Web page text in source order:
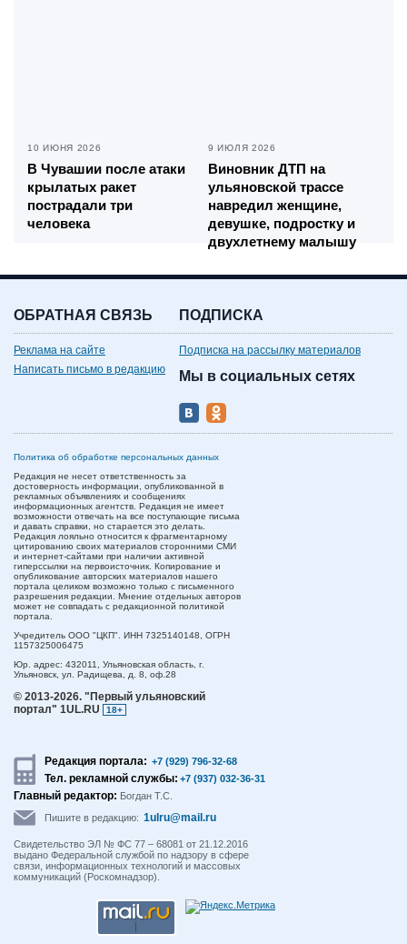
10 ИЮНЯ 2026
В Чувашии после атаки
крылатых ракет
пострадали три
человека
9 ИЮЛЯ 2026
Виновник ДТП на
ульяновской трассе
навредил женщине,
девушке, подростку и
двухлетнему малышу
ОБРАТНАЯ СВЯЗЬ
Реклама на сайте
Написать письмо в редакцию
ПОДПИСКА
Подписка на рассылку материалов
Мы в социальных сетях
Политика об обработке персональных данных
Редакция не несет ответственность за
достоверность информации, опубликованной в
рекламных объявлениях и сообщениях
информационных агентств. Редакция не имеет
возможности отвечать на все поступающие письма
и давать справки, но старается это делать.
Редакция лояльно относится к фрагментарному
цитированию своих материалов сторонними СМИ
и интернет-сайтами при наличии активной
гиперссылки на первоисточник. Копирование и
опубликование авторских материалов нашего
портала целиком возможно только с письменного
разрешения редакции. Мнение отдельных авторов
может не совпадать с редакционной политикой
портала.
Учредитель ООО "ЦКП". ИНН 7325140148, ОГРН
1157325006475
Юр. адрес: 432011, Ульяновская область, г.
Ульяновск, ул. Радищева, д. 8, оф.28
© 2013-2026. "Первый ульяновский
портал" 1UL.RU
18+
Редакция портала: +7 (929) 796-32-68
Тел. рекламной службы: +7 (937) 032-36-31
Главный редактор: Богдан Т.С.
Пишите в редакцию: 1ulru@mail.ru
Свидетельство ЭЛ № ФС 77 – 68081 от 21.12.2016
выдано Федеральной службой по надзору в сфере
связи, информационных технологий и массовых
коммуникаций (Роскомнадзор).